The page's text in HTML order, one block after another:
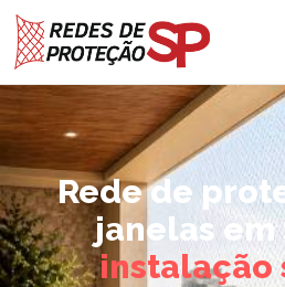
Rede de
janelas em
instalação